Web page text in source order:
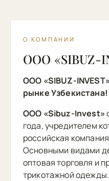
О КОМПАНИИ
ООО «SIBUZ-
ООО «SIBUZ-
рынке Узбекистана!
OОО «Sibuz-Invest»
года, учредителем
российская
Основными видами
оптовая торговля и
трикотажной одежды.